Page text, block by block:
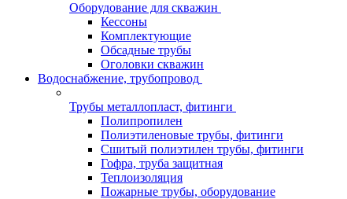
Оборудование для скважин
Кессоны
Комплектующие
Обсадные трубы
Оголовки скважин
Водоснабжение, трубопровод
Трубы металлопласт, фитинги
Полипропилен
Полиэтиленовые трубы, фитинги
Сшитый полиэтилен трубы, фитинги
Гофра, труба защитная
Теплоизоляция
Пожарные трубы, оборудование